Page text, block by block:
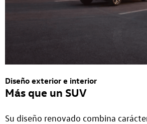
Diseño exterior e interior
Más que un SUV
Su diseño renovado combina